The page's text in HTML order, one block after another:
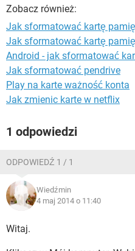
WINDOWS 10
Zobacz również:
Jak sformatować kartę
Jak sformatować kartę
Android - jak sformatować
Jak sformatować pendrive
Play na karte ważność konta
Jak zmienic karte w netflix
1 odpowiedzi
ODPOWIEDŹ 1 / 1
Wiedźmin
4 maj 2014 o 11:40
Witaj.